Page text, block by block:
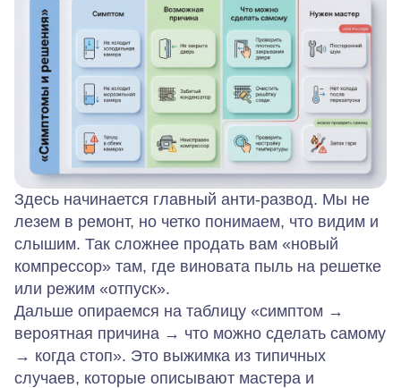
Здесь начинается главный анти‑развод. Мы не
лезем в ремонт, но четко понимаем, что видим и
слышим. Так сложнее продать вам «новый
компрессор» там, где виновата пыль на решетке
или режим «отпуск».
Дальше опираемся на таблицу «симптом →
вероятная причина → что можно сделать самому
→ когда стоп». Это выжимка из типичных
случаев, которые описывают мастера и